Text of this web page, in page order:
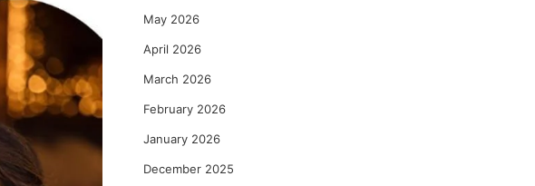
May 2026
April 2026
March 2026
February 2026
January 2026
December 2025